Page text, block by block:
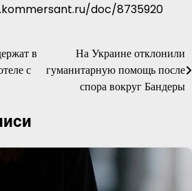
doc/8735920
в
с
На Украине отклонили
гуманитарную помощь после
спора вокруг Бандеры